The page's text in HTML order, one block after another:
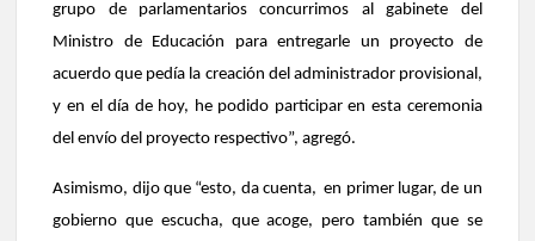
grupo de parlamentarios concurrimos al gabinete del
Ministro de Educación para entregarle un proyecto de
acuerdo que pedía la creación del administrador provisional,
y en el día de hoy, he podido participar en esta ceremonia
del envío del proyecto respectivo”, agregó.
Asimismo, dijo que “esto, da cuenta, en primer lugar, de un
gobierno que escucha, que acoge, pero también que se